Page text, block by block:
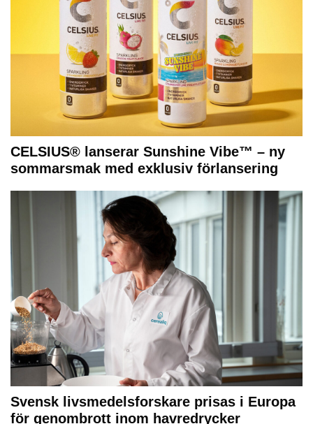
CELSIUS® lanserar Sunshine Vibe™ – ny
sommarsmak med exklusiv förlansering
Svensk livsmedelsforskare prisas i Europa
för genombrott inom havredrycker